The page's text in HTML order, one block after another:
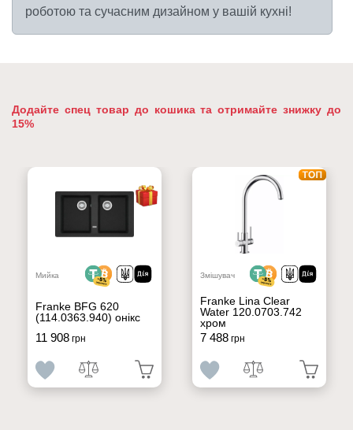
роботою та сучасним дизайном у вашій кухні!
Додайте спец товар до кошика та отримайте знижку до
15%
Мийка
Franke BFG 620
(114.0363.940) онікс
11 908грн
Змішувач
Franke Lina Clear
Water 120.0703.742
хром
7 488грн